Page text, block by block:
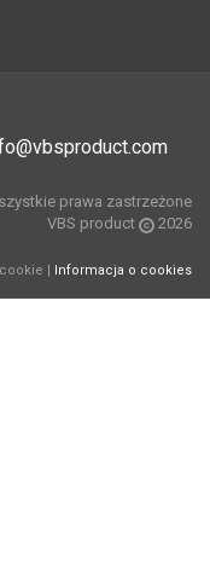
prawa zastrzeżone
VBS product
2026
| Informacja o cookies